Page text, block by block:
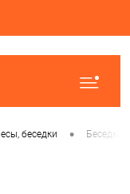
беседки • Беседка